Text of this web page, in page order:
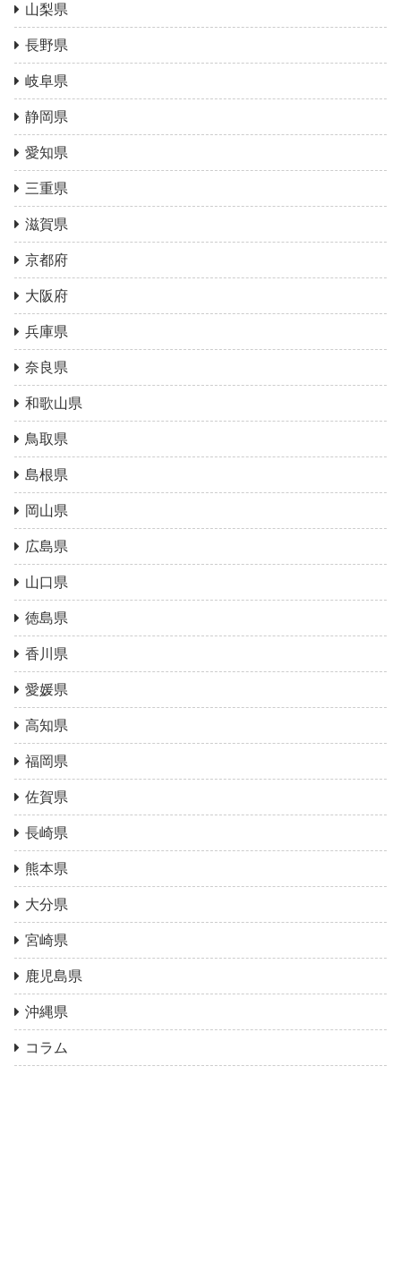
山梨県
長野県
岐阜県
静岡県
愛知県
三重県
滋賀県
京都府
大阪府
兵庫県
奈良県
和歌山県
鳥取県
島根県
岡山県
広島県
山口県
徳島県
香川県
愛媛県
高知県
福岡県
佐賀県
長崎県
熊本県
大分県
宮崎県
鹿児島県
沖縄県
コラム